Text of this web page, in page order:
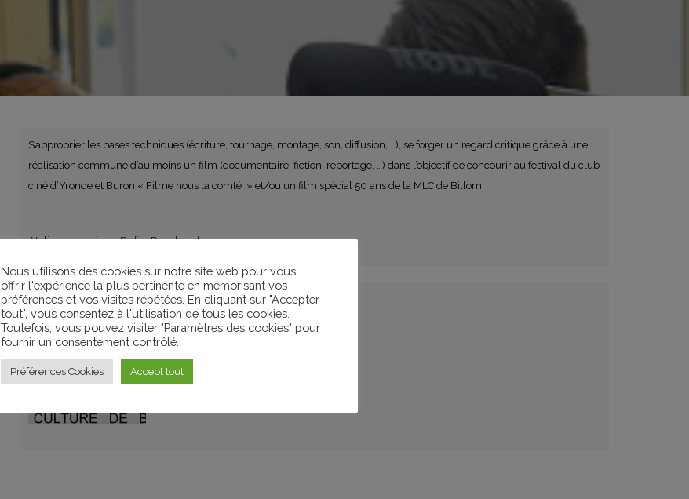
S’approprier les bases techniques (écriture, tournage, montage, son, diffusion, …), se forger un regard critique grâce à une
réalisation commune d’au moins un film (documentaire, fiction, reportage, …) dans l’objectif de concourir au festival du club
ciné d’Yronde et Buron « Filme nous la comté » et/ou un film spécial 50 ans de la MLC de Billom.
Atelier encadré par Didier Ronchaud.
ORGANISATEURS
MLC Billom
CULTURE ET LOISIRS, SPORTS,
Nous utilisons des cookies sur notre site web pour vous
offrir l'expérience la plus pertinente en mémorisant vos
préférences et vos visites répétées. En cliquant sur "Accepter
tout", vous consentez à l'utilisation de tous les cookies.
Toutefois, vous pouvez visiter "Paramètres des cookies" pour
fournir un consentement contrôlé.
Préférences Cookies Accept tout